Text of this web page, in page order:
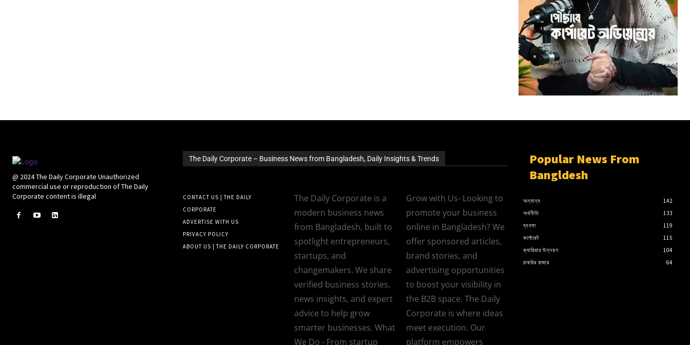
@ 2024 The Daily Corporate Unauthorized
commercial use or reproduction of The Daily
Corporate content is illegal
The Daily Corporate – Business News from Bangladesh, Daily Insights & Trends
CONTACT US | THE DAILY
CORPORATE
ADVERTISE WITH US
PRIVACY POLICY
ABOUT US | THE DAILY CORPORATE
The Daily Corporate is a
modern business news
from Bangladesh, built to
spotlight entrepreneurs,
startups, and
changemakers. We share
verified business stories,
news insights, and expert
advice to help grow
smarter businesses. What
We Do - From startup
Grow with Us- Looking to
promote your business
online in Bangladesh? We
offer sponsored articles,
brand stories, and
advertising opportunities
to boost your visibility in
the B2B space. The Daily
Corporate is where ideas
meet execution. Our
platform empowers
Popular News From
Bangldesh
অন্যান্য
142
অর্থনীতি
133
ব্যবসা
119
কর্পোরেট
115
ক্যারিয়ার উন্নয়ন
104
চাকরির বাজার
64